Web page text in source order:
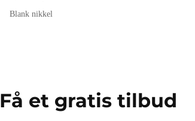
Blank nikkel
Få et gratis tilbud